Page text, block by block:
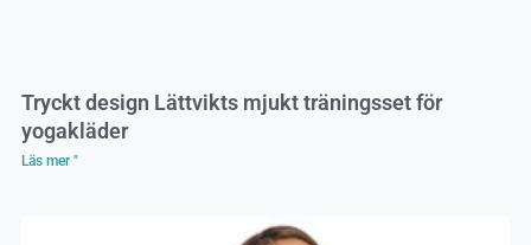
Tryckt design Lättvikts mjukt träningsset för
yogakläder
Läs mer "